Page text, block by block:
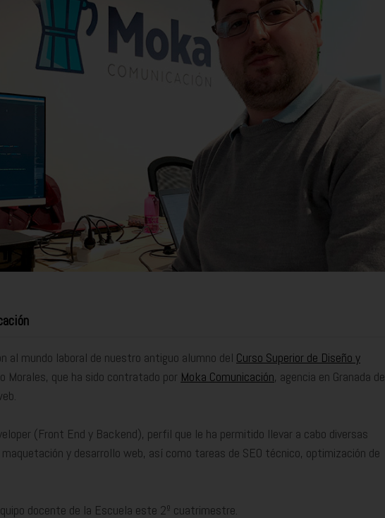
al mundo laboral de nuestro antiguo alumno del Curso Superior de Diseño y
que ha sido contratado por Moka Comunicación, agencia en Granada de
(Front End y Backend), perfil que le ha permitido llevar a cabo diversas
y desarrollo web, así como tareas de SEO técnico, optimización de
docente de la Escuela este 2º cuatrimestre.